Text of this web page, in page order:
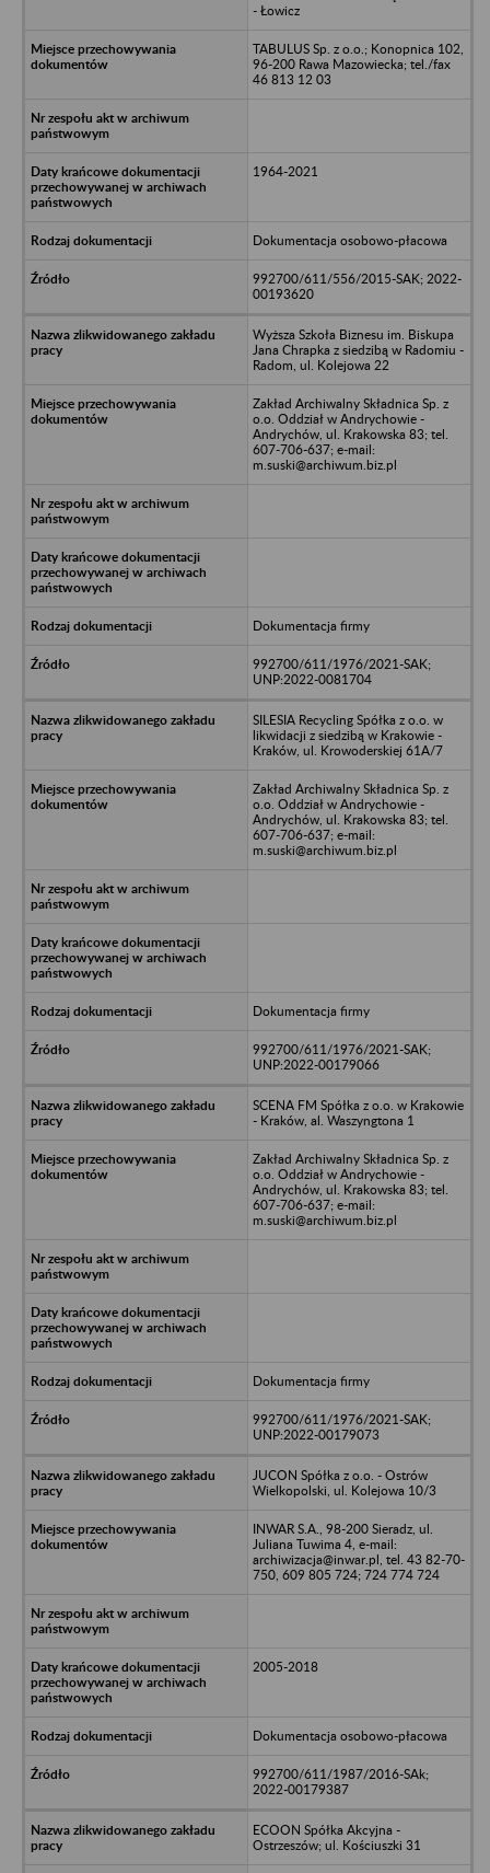
- Łowicz
TABULUS Sp. z o.o.; Konopnica 102,
96-200 Rawa Mazowiecka; tel./fax
46 813 12 03
1964-2021
Dokumentacja osobowo-płacowa
992700/611/556/2015-SAK; 2022-
00193620
Wyższa Szkoła Biznesu im. Biskupa
Jana Chrapka z siedzibą w Radomiu -
Radom, ul. Kolejowa 22
Zakład Archiwalny Składnica Sp. z
o.o. Oddział w Andrychowie -
Andrychów, ul. Krakowska 83; tel.
607-706-637; e-mail:
m.suski@archiwum.biz.pl
Dokumentacja firmy
992700/611/1976/2021-SAK;
UNP:2022-0081704
SILESIA Recycling Spółka z o.o. w
likwidacji z siedzibą w Krakowie -
Kraków, ul. Krowoderskiej 61A/7
Zakład Archiwalny Składnica Sp. z
o.o. Oddział w Andrychowie -
Andrychów, ul. Krakowska 83; tel.
607-706-637; e-mail:
m.suski@archiwum.biz.pl
Dokumentacja firmy
992700/611/1976/2021-SAK;
UNP:2022-00179066
SCENA FM Spółka z o.o. w Krakowie
- Kraków, al. Waszyngtona 1
Zakład Archiwalny Składnica Sp. z
o.o. Oddział w Andrychowie -
Andrychów, ul. Krakowska 83; tel.
607-706-637; e-mail:
m.suski@archiwum.biz.pl
Dokumentacja firmy
992700/611/1976/2021-SAK;
UNP:2022-00179073
JUCON Spółka z o.o. - Ostrów
Wielkopolski, ul. Kolejowa 10/3
INWAR S.A., 98-200 Sieradz, ul.
Juliana Tuwima 4, e-mail:
archiwizacja@inwar.pl, tel. 43 82-70-
750, 609 805 724; 724 774 724
2005-2018
Dokumentacja osobowo-płacowa
992700/611/1987/2016-SAk;
2022-00179387
ECOON Spółka Akcyjna -
Ostrzeszów; ul. Kościuszki 31